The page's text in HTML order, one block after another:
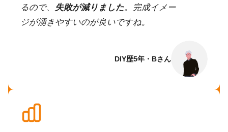
るので、
失敗が減りました。完成イメー
ジが湧きやすいのが良いですね。
DIY歴5年・Bさん